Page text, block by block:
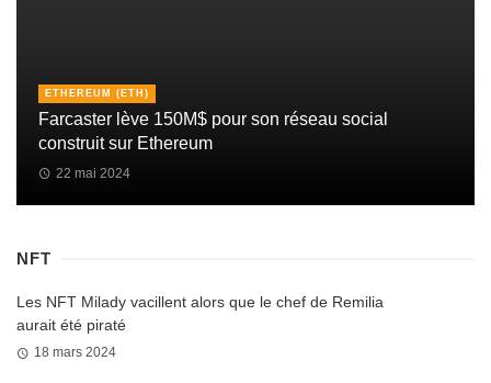
ETHEREUM (ETH)
Farcaster lève 150M$ pour son réseau social
construit sur Ethereum
22 mai 2024
NFT
Les NFT Milady vacillent alors que le chef de Remilia
aurait été piraté
18 mars 2024